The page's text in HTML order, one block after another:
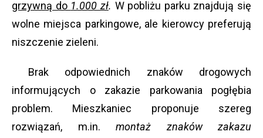
grzywną do 1.000 zł. W pobliżu parku znajdują się
wolne miejsca parkingowe, ale kierowcy preferują
niszczenie zieleni.
Brak odpowiednich znaków drogowych
informujących o zakazie parkowania pogłębia
problem. Mieszkaniec proponuje szereg
rozwiązań, m.in. montaż znaków zakazu